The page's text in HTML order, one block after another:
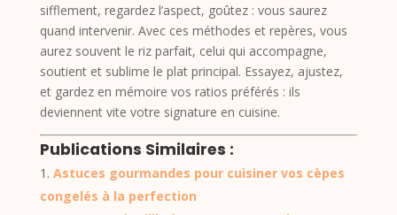
sifflement, regardez l’aspect, goûtez : vous saurez
quand intervenir. Avec ces méthodes et repères, vous
aurez souvent le riz parfait, celui qui accompagne,
soutient et sublime le plat principal. Essayez, ajustez,
et gardez en mémoire vos ratios préférés : ils
deviennent vite votre signature en cuisine.
Publications Similaires :
Astuces gourmandes pour cuisiner vos cèpes
congelés à la perfection